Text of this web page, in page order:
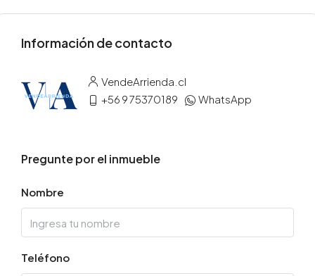
Información de contacto
VendeArrienda.cl
+56 9 75370189
WhatsApp
Pregunte por el inmueble
Nombre
Teléfono